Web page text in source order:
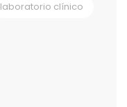
laboratorio clínico